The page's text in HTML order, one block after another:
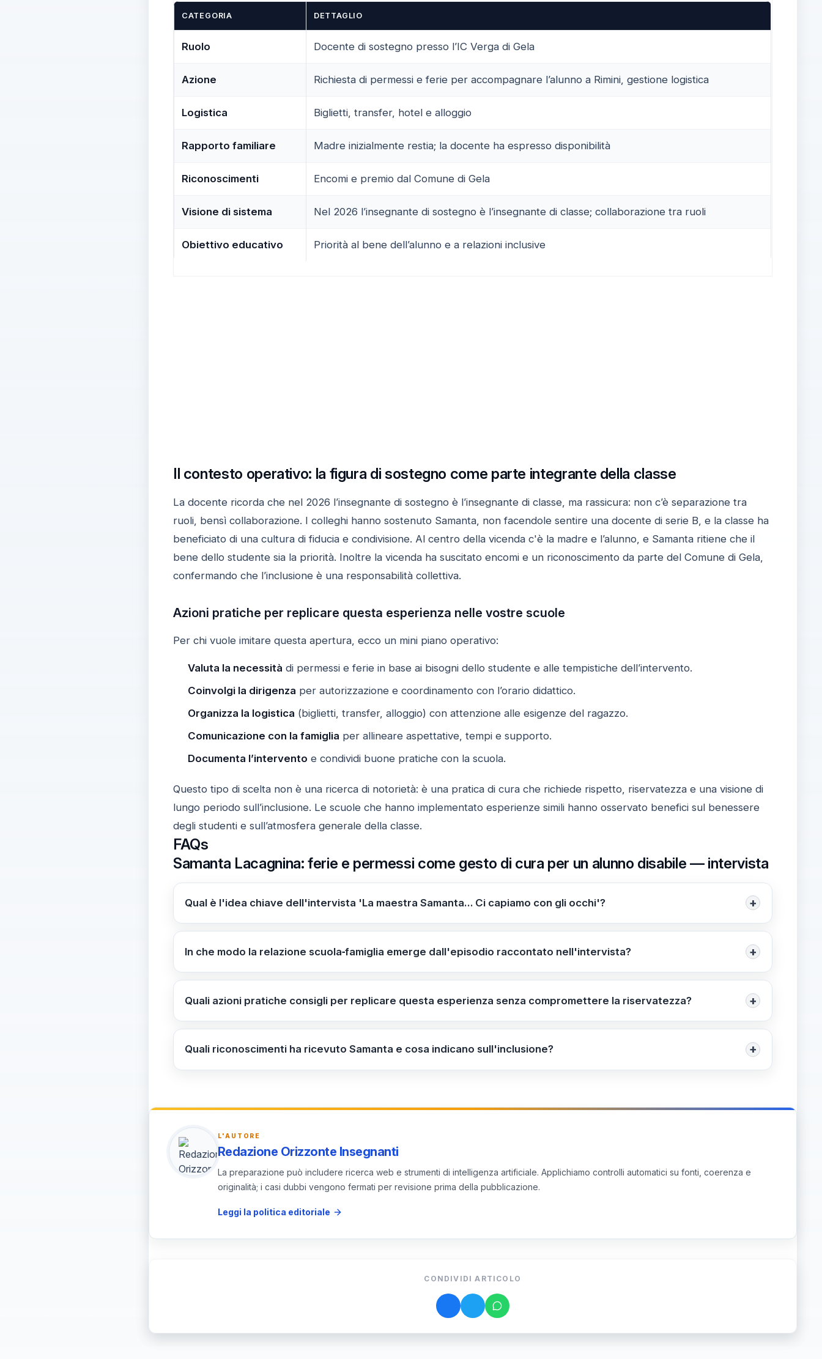
CATEGORIA DETTAGLIO
Ruolo Docente di sostegno presso l’IC Verga di Gela
Azione Richiesta di permessi e ferie per accompagnare l’alunno a Rimini, gestione logistica
Logistica Biglietti, transfer, hotel e alloggio
Rapporto familiare Madre inizialmente restia; la docente ha espresso disponibilità
Riconoscimenti Encomi e premio dal Comune di Gela
Visione di sistema Nel 2026 l’insegnante di sostegno è l’insegnante di classe; collaborazione tra ruoli
Obiettivo educativo Priorità al bene dell’alunno e a relazioni inclusive
Il contesto operativo: la figura di sostegno come parte integrante della classe
La docente ricorda che nel 2026 l’insegnante di sostegno è l’insegnante di classe, ma rassicura: non c’è separazione tra
ruoli, bensì collaborazione. I colleghi hanno sostenuto Samanta, non facendole sentire una docente di serie B, e la classe ha
beneficiato di una cultura di fiducia e condivisione. Al centro della vicenda c'è la madre e l’alunno, e Samanta ritiene che il
bene dello studente sia la priorità. Inoltre la vicenda ha suscitato encomi e un riconoscimento da parte del Comune di Gela,
confermando che l’inclusione è una responsabilità collettiva.
Azioni pratiche per replicare questa esperienza nelle vostre scuole
Per chi vuole imitare questa apertura, ecco un mini piano operativo:
Valuta la necessità di permessi e ferie in base ai bisogni dello studente e alle tempistiche dell’intervento.
Coinvolgi la dirigenza per autorizzazione e coordinamento con l’orario didattico.
Organizza la logistica (biglietti, transfer, alloggio) con attenzione alle esigenze del ragazzo.
Comunicazione con la famiglia per allineare aspettative, tempi e supporto.
Documenta l’intervento e condividi buone pratiche con la scuola.
Questo tipo di scelta non è una ricerca di notorietà: è una pratica di cura che richiede rispetto, riservatezza e una visione di
lungo periodo sull’inclusione. Le scuole che hanno implementato esperienze simili hanno osservato benefici sul benessere
degli studenti e sull’atmosfera generale della classe.
FAQs
Samanta Lacagnina: ferie e permessi come gesto di cura per un alunno disabile — intervista
Qual è l'idea chiave dell'intervista 'La maestra Samanta… Ci capiamo con gli occhi'? +
L'intervista mette in luce una cura educativa concreta: Samanta usa le ferie per accompagnare l'alunno durante
l'intervento, dimostrando che la continuità educativa si sostiene anche attraverso la presenza fisica. Il gesto sottolinea
In che modo la relazione scuola‑famiglia emerge dall'episodio raccontato nell'intervista? +
La relazione scuola‑famiglia è al centro della vicenda: la madre era inizialmente restia, ma la docente ha mostrato
Quali azioni pratiche consigli per replicare questa esperienza senza compromettere la riservatezza? +
Valuta la necessità di permessi e ferie in base ai bisogni dello studente e ai tempi dell'intervento, e coinvolgi la dirigenza
per autorizzazioni e coordinamento. Organizza la logistica (biglietti, transfer, alloggio) e comunica in modo chiaro con la
Quali riconoscimenti ha ricevuto Samanta e cosa indicano sull'inclusione? +
Samanta ha ricevuto encomi e un premio dal Comune di Gela; testimoniano il riconoscimento della comunità per
L'AUTORE
Redazione Orizzonte Insegnanti
La preparazione può includere ricerca web e strumenti di intelligenza artificiale. Applichiamo controlli automatici su fonti, coerenza e
originalità; i casi dubbi vengono fermati per revisione prima della pubblicazione.
Leggi la politica editoriale
CONDIVIDI ARTICOLO